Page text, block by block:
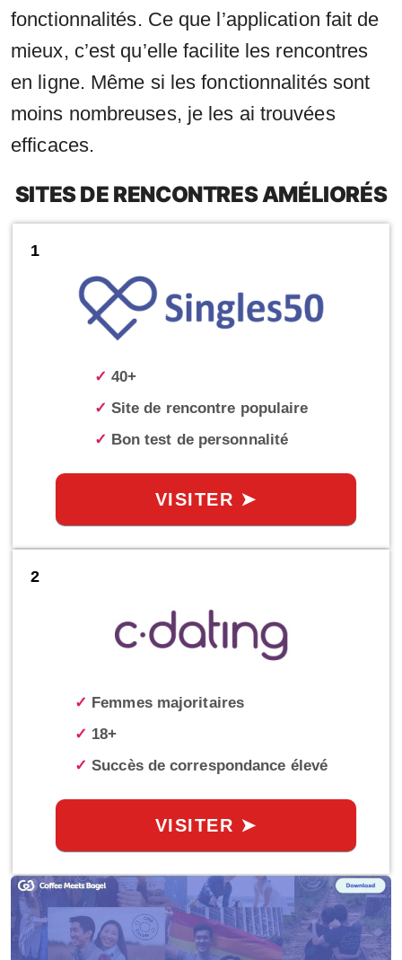
fonctionnalités. Ce que l’application fait de
mieux, c’est qu’elle facilite les rencontres
en ligne. Même si les fonctionnalités sont
moins nombreuses, je les ai trouvées
efficaces.
SITES DE RENCONTRES AMÉLIORÉS
1
✓ 40+
✓ Site de rencontre populaire
✓ Bon test de personnalité
VISITER ➤
2
✓ Femmes majoritaires
✓ 18+
✓ Succès de correspondance élevé
VISITER ➤